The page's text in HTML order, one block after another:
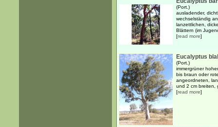
(Port.)
ausladender,
wechselständig
lanzettlichen,
Blättern (im
[read more]
Eucalyptus
(Port.)
immergrüner
bis braun oder
angeordneten,
und 2 cm breiten,
[read more]